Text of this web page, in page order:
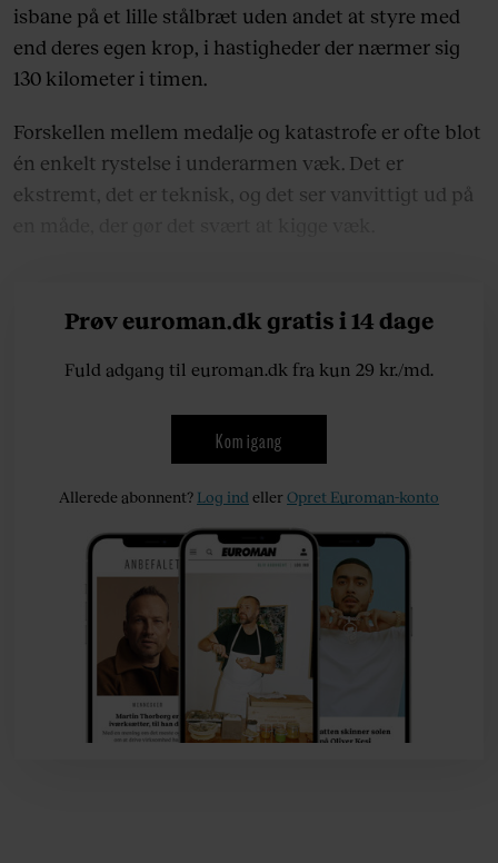
isbane på et lille stålbræt uden andet at styre med
end deres egen krop, i hastigheder der nærmer sig
130 kilometer i timen.
Forskellen mellem medalje og katastrofe er ofte blot
én enkelt rystelse i underarmen væk. Det er
ekstremt, det er teknisk, og det ser vanvittigt ud på
Prøv euroman.dk gratis i 14 dage
Fuld adgang til euroman.dk fra kun 29 kr./md.
Kom igang
Allerede abonnent? Log ind ellerOpret Euroman-konto